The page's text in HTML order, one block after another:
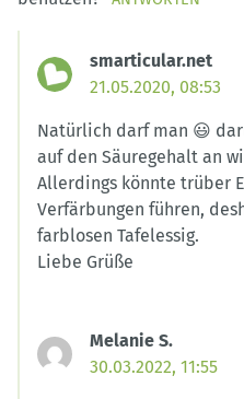
smarticular.net
21.05.2020, 08:53
Natürlich darf man 😃
auf den Säuregehalt an
Allerdings könnte trüber
Verfärbungen führen,
farblosen Tafelessig.
Liebe Grüße
Melanie S.
30.03.2022, 11:55